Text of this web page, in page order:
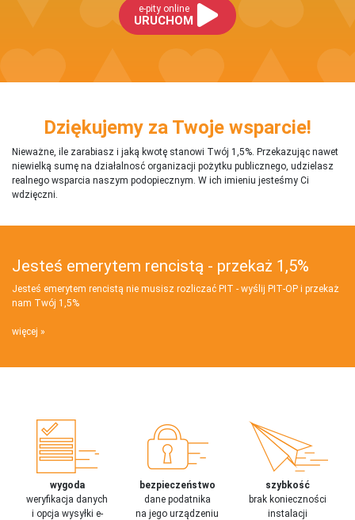
e-pity online
URUCHOM
Dziękujemy za Twoje wsparcie!
Nieważne, ile zarabiasz i jaką kwotę stanowi Twój 1,5%. Przekazując nawet
niewielką sumę na działalnosć organizacji pożytku publicznego, udzielasz
realnego wsparcia naszym podopiecznym. W ich imieniu jesteśmy Ci
wdzięczni.
Jesteś emerytem rencistą - przekaż 1,5%
Jesteś emerytem rencistą nie musisz rozliczać PIT - wyślij PIT‑OP i przekaż
nam Twój 1,5%
więcej
wygoda
weryfikacja danych
i opcja wysyłki e-
bezpieczeństwo
dane podatnika
na jego urządzeniu
szybkość
brak konieczności
instalacji